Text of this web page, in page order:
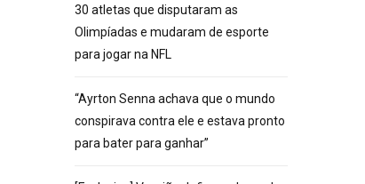
30 atletas que disputaram as
Olimpíadas e mudaram de esporte
para jogar na NFL
“Ayrton Senna achava que o mundo
conspirava contra ele e estava pronto
para bater para ganhar”